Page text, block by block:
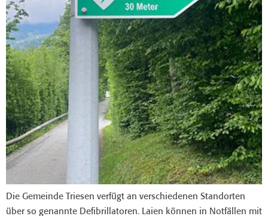
Die Gemeinde Triesen verfügt an verschiedenen Standorten
über so genannte Defibrillatoren. Laien können in Notfällen mit